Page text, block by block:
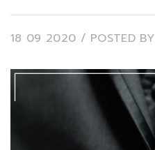
18 09 2020 / POSTED BY